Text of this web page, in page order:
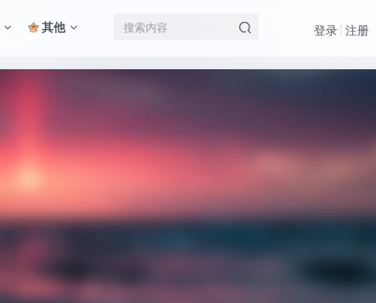
其他 登录 注册